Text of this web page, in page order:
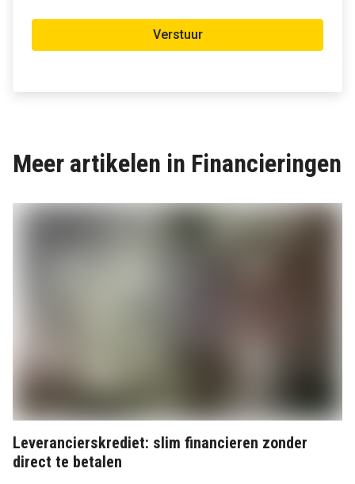
Verstuur
Meer artikelen in Financieringen
Leverancierskrediet: slim financieren zonder
direct te betalen